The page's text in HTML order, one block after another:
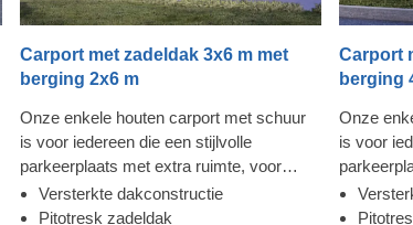
Carport met zadeldak 3x6 m met
berging 2x6 m
Onze enkele houten carport met schuur
is voor iedereen die een stijlvolle
parkeerplaats met extra ruimte, voor
opberging of om te loungen, wilt hebben.
Uw auto zal altijd aan uw zijde staan, wat
Versterkte dakconstructie
Pitotresk zadeldak
Carport
berging
Onze
is voor
opberging
Uw auto